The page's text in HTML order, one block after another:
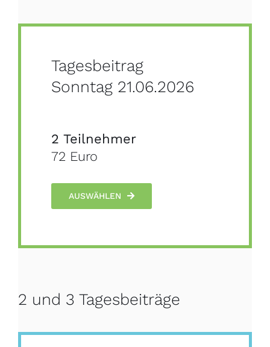
Tagesbeitrag
Sonntag 21.06.2026
2 Teilnehmer
72 Euro
AUSWÄHLEN
2 und 3 Tagesbeiträge